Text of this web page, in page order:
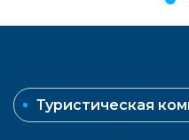
Туристическая